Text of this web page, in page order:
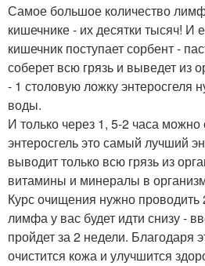
Самое большое количество
кишечнике - их десятки тысяч! И
кишечник поступает сорбент -
соберет всю грязь и выведет из
- 1 столовую ложку энтеросгеля
воды.
И только через 1, 5-2 часа можно
энтеросгель это самый лучший
выводит только всю грязь из
витамины и минералы в
Курс очищения нужно проводить
лимфа у вас будет идти снизу -
пройдет за 2 недели. Благодаря
очистится кожа и улучшится